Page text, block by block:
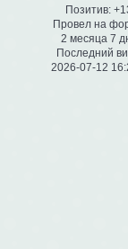
Позитив:
Провел на
2 месяца 7
Последний
2026-07-12